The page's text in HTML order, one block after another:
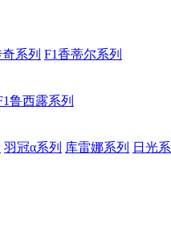
系列 F1香蒂尔系列
鲁西露系列
羽冠α系列 库雷娜系列
日光